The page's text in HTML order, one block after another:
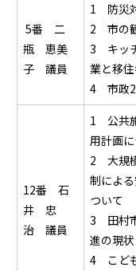
5番 二
瓶 恵美
子 議員
1 防災
2 市の
3 キッ
業と移
4 市政
12番 石
井 忠
治 議員
1 公共
用計画
2 大規
制によ
ついて
3 田村
進の現
4 こど